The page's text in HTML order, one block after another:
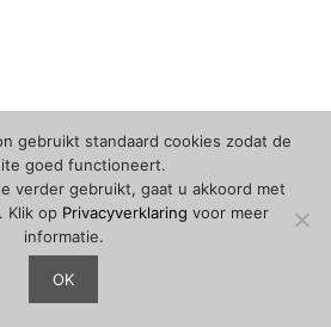
gebruikt standaard cookies zodat de
goed functioneert.
verder gebruikt, gaat u akkoord met
Klik op Privacyverklaring voor meer
informatie.
OK